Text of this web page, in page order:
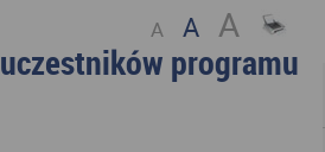
A A A
programu